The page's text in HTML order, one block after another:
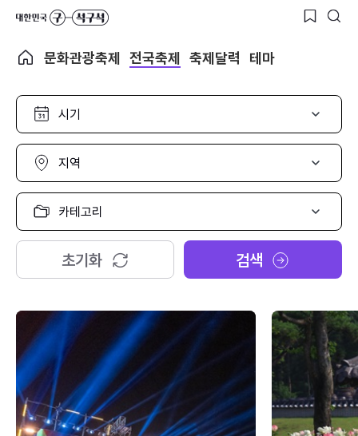
문화관광축제 전국축제 축제달력 테마
시
선
택
지
선
택
카
고
리
택
초기화 검색